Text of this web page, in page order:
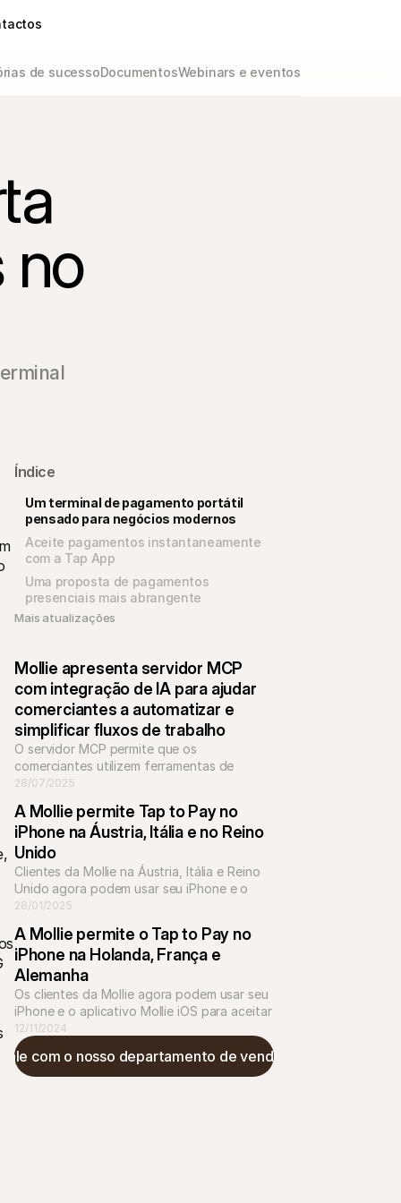
de sucessoDocumentosWebinars e eventos
no
Índice
Um terminal de pagamento portátil
pensado para negócios modernos
Aceite pagamentos instantaneamente
com a Tap App
Uma proposta de pagamentos
presenciais mais abrangente
Mais atualizações
Mollie apresenta servidor MCP
com integração de IA para ajudar
comerciantes a automatizar e
simplificar fluxos de trabalho
O servidor MCP permite que os
comerciantes utilizem ferramentas de
inteligência artificial para integrar os
de forma mais eficiente
28/07/2025
A Mollie permite Tap to Pay no
iPhone na Áustria, Itália e no Reino
Unido
Clientes da Mollie na Áustria, Itália e Reino
Unido agora podem usar seu iPhone e o
app Mollie iOS para aceitar pagamentos
gerenciar hardware adicional.
28/01/2025
A Mollie permite o Tap to Pay no
iPhone na Holanda, França e
Alemanha
Os clientes da Mollie agora podem usar seu
iPhone e o aplicativo Mollie iOS para aceitar
pagamentos contactless sem a necessidade
de comprar ou gerenciar hardware adicional
12/11/2024
Fale com o nosso departamento de vendas